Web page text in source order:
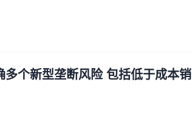
多个新型垄断风险 包括低于成本销